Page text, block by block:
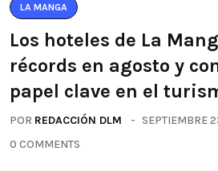
LA MANGA
Los hoteles de La
récords en agosto y
papel clave en el
POR REDACCIÓN DLM
SEPTIEMBRE
0 COMMENTS